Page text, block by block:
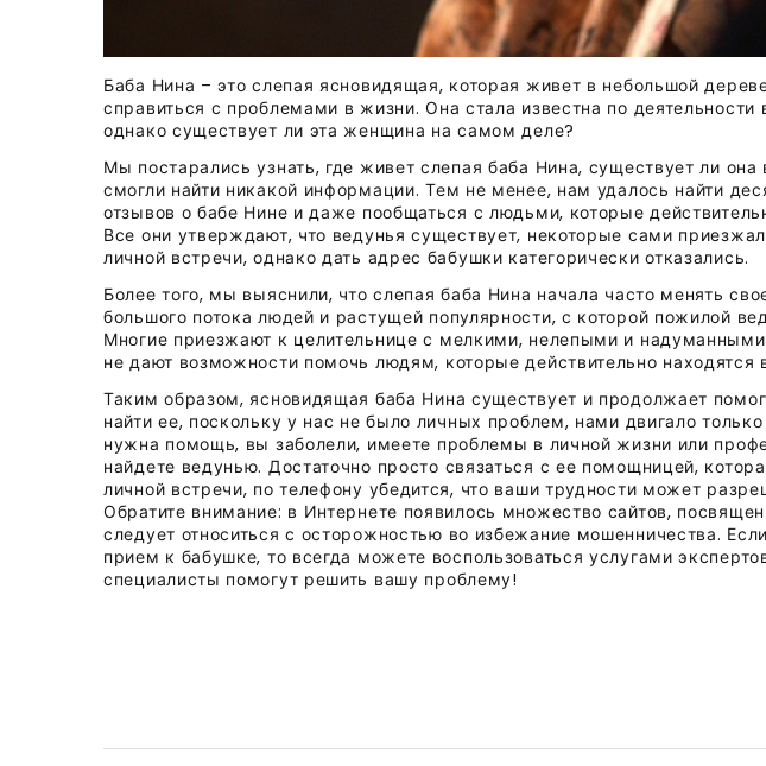
Баба Нина – это слепая ясновидящая, которая живет в небольшой
справиться с проблемами в жизни. Она стала известна по деятельности
однако существует ли эта женщина на самом деле?
Мы постарались узнать, где живет слепая баба Нина, существует ли она
смогли найти никакой информации. Тем не менее, нам удалось найти
отзывов о бабе Нине и даже пообщаться с людьми, которые
Все они утверждают, что ведунья существует, некоторые сами
личной встречи, однако дать адрес бабушки категорически отказались.
Более того, мы выяснили, что слепая баба Нина начала часто менять
большого потока людей и растущей популярности, с которой пожилой
Многие приезжают к целительнице с мелкими, нелепыми и
не дают возможности помочь людям, которые действительно находятся
Таким образом, ясновидящая баба Нина существует и продолжает
найти ее, поскольку у нас не было личных проблем, нами двигало
нужна помощь, вы заболели, имеете проблемы в личной жизни или
найдете ведунью. Достаточно просто связаться с ее помощницей,
личной встречи, по телефону убедится, что ваши трудности может
Обратите внимание: в Интернете появилось множество сайтов,
следует относиться с осторожностью во избежание мошенничества.
прием к бабушке, то всегда можете воспользоваться услугами
специалисты помогут решить вашу проблему!